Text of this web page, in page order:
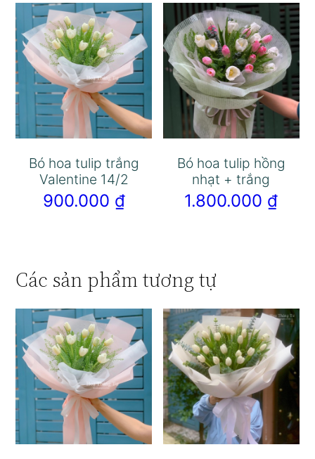
Bó hoa tulip trắng
Valentine 14/2
900.000 ₫
Bó hoa tulip hồng
nhạt + trắng
1.800.000 ₫
Các sản phẩm tương tự